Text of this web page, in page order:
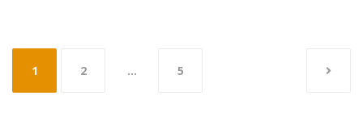
Bejegyzések
lapozása
1 2 … 5